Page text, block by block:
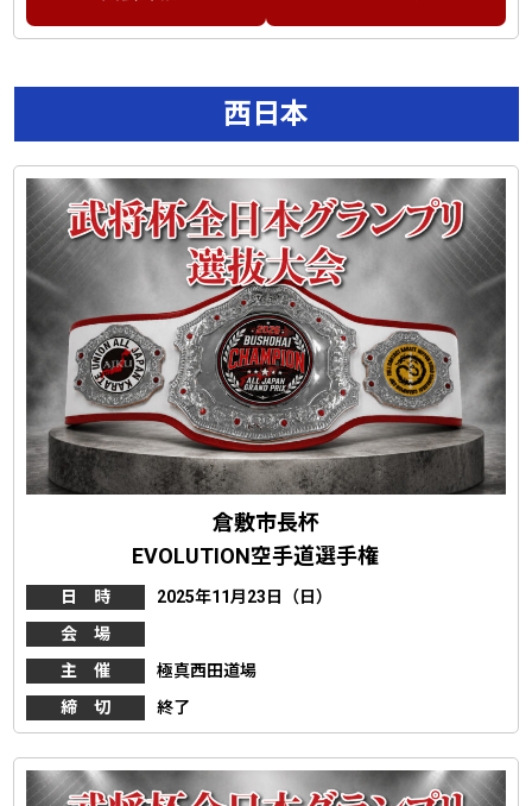
西日本
倉敷市長杯
EVOLUTION空手道選手権
日 時
2025年11月23日（日）
会 場
主 催
極真西田道場
締 切
終了